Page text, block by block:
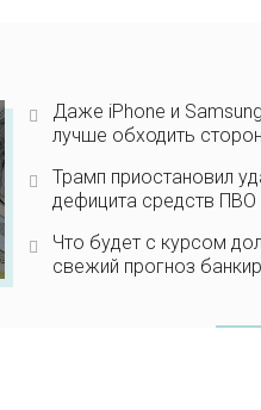
Даже iPhone и
лучше обходить
Трамп приостановил
дефицита средств
Что будет с курсом
свежий прогноз